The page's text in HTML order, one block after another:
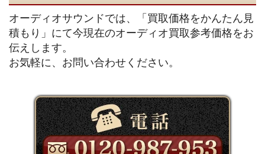
オーディオサウンドでは、「買取価格をかんたん見
積もり」にて今現在のオーディオ買取参考価格をお
伝えします。
お気軽に、お問い合わせください。